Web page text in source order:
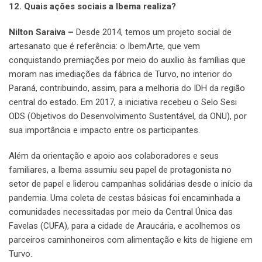
12. Quais ações sociais a Ibema realiza?
Nilton Saraiva – Desde 2014, temos um projeto social de
artesanato que é referência: o IbemArte, que vem
conquistando premiações por meio do auxílio às famílias que
moram nas imediações da fábrica de Turvo, no interior do
Paraná, contribuindo, assim, para a melhoria do IDH da região
central do estado. Em 2017, a iniciativa recebeu o Selo Sesi
ODS (Objetivos do Desenvolvimento Sustentável, da ONU), por
sua importância e impacto entre os participantes.
Além da orientação e apoio aos colaboradores e seus
familiares, a Ibema assumiu seu papel de protagonista no
setor de papel e liderou campanhas solidárias desde o início da
pandemia. Uma coleta de cestas básicas foi encaminhada a
comunidades necessitadas por meio da Central Única das
Favelas (CUFA), para a cidade de Araucária, e acolhemos os
parceiros caminhoneiros com alimentação e kits de higiene em
Turvo.